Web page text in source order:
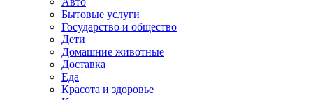
Бытовые услуги
Государство и общество
Дети
Домашние животные
Доставка
Еда
Красота и здоровье